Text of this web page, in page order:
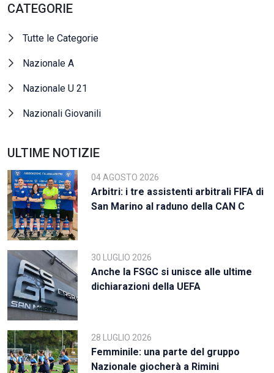
CATEGORIE
Tutte le Categorie
Nazionale A
Nazionale U 21
Nazionali Giovanili
ULTIME NOTIZIE
04 AGOSTO 2026
Arbitri: i tre assistenti arbitrali FIFA di
San Marino al raduno della CAN C
30 LUGLIO 2026
Anche la FSGC si unisce alle ultime
dichiarazioni della UEFA
28 LUGLIO 2026
Femminile: una parte del gruppo
Nazionale giocherà a Rimini